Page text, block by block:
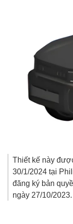
Thiết kế này
30/1/2024 tại
đăng ký bản
ngày 27/10/2023.